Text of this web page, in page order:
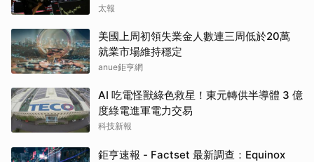
太報
美國上周初領失業金人數連三周低於20萬
就業市場維持穩定
anue鉅亨網
AI 吃電怪獸綠色救星！東元轉供半導體 3 億
度綠電進軍電力交易
科技新報
鉅亨速報 - Factset 最新調查：Equinox